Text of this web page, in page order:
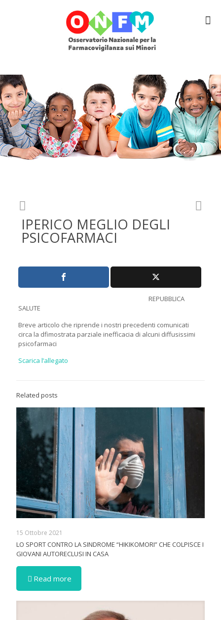
IPERICO MEGLIO DEGLI
PSICOFARMACI
REPUBBLICA
SALUTE
Breve articolo che riprende i nostri precedenti comunicati
circa la dfimostrata parziale inefficacia di alcuni diffusissimi
psicofarmaci
Scarica l’allegato
Related posts
15 Ottobre 2021
LO SPORT CONTRO LA SINDROME “HIKIKOMORI” CHE COLPISCE I
GIOVANI AUTORECLUSI IN CASA
Read more